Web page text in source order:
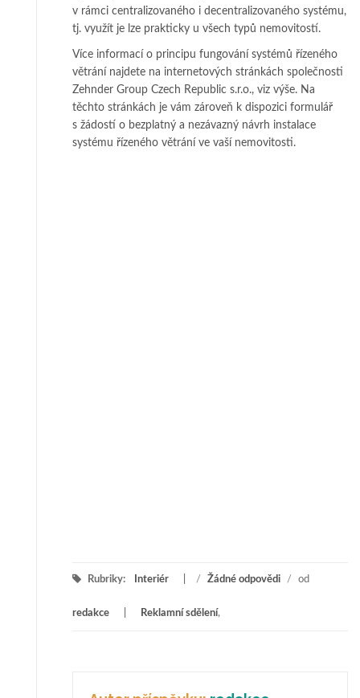
v rámci centralizovaného i decentralizovaného systému,
tj. využít je lze prakticky u všech typů nemovitostí.
Více informací o principu fungování systémů řízeného
větrání najdete na internetových stránkách společnosti
Zehnder Group Czech Republic s.r.o., viz výše. Na
těchto stránkách je vám zároveň k dispozici formulář
s žádostí o bezplatný a nezávazný návrh instalace
systému řízeného větrání ve vaší nemovitosti.
Rubriky: Interiér / Žádné odpovědi / od
redakce Reklamní sdělení,